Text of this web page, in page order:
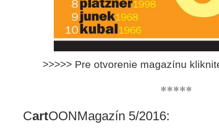
>>>>> Pre otvorenie magazínu
*****
CartOONMagazín 5/2016: